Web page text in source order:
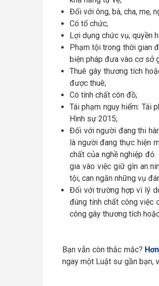
Đối với ông, bà, cha, mẹ,
Có tổ chức;
Lợi dụng chức vụ, quyền
Phạm tội trong thời gian
biện pháp đưa vào cơ sở
Thuê gây thương tích
được thuê;
Có tính chất côn đồ;
Tái phạm nguy hiểm: Tái
Hình sự 2015;
Đối với người đang thi
là người đang thực hiện
chất của nghề nghiệp
gia vào việc giữ gìn an
tội, can ngăn những vụ
Đối với trường hợp vì lý
đúng tính chất công việc
công gây thương tích
Bạn vẫn còn thắc mắc?
ngay một Luật sư gần bạn,